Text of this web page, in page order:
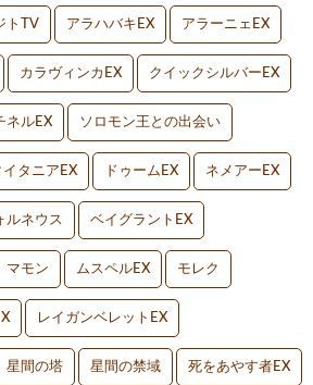
トTV アラハバキEX アラーニェEX
カラヴィンカEX クイックシルバーEX
ネルEX ソロモン王との出会い
イタニアEX ドゥームEX ネメアーEX
ルネウス ベイグラントEX
マモン ムスペルEX モレク
レイガンベレットEX
星間の塔 星間の禁域 死をあやす者EX